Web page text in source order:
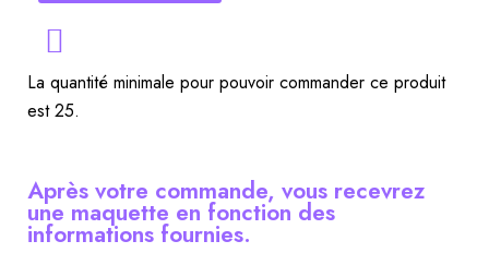
La quantité minimale pour pouvoir commander ce produit
est 25.
Après votre commande, vous recevrez
une maquette en fonction des
informations fournies.